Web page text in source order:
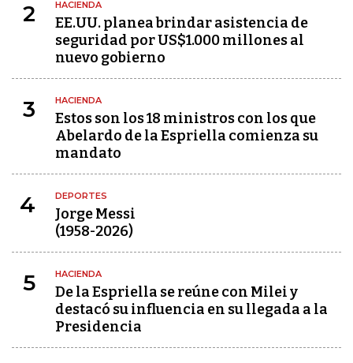
2 HACIENDA
EE.UU. planea brindar asistencia de
seguridad por US$1.000 millones al
nuevo gobierno
3 HACIENDA
Estos son los 18 ministros con los que
Abelardo de la Espriella comienza su
mandato
4 DEPORTES
Jorge Messi
(1958-2026)
5 HACIENDA
De la Espriella se reúne con Milei y
destacó su influencia en su llegada a la
Presidencia